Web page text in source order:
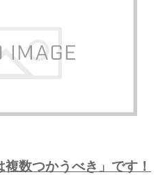
数つかうべき」です！